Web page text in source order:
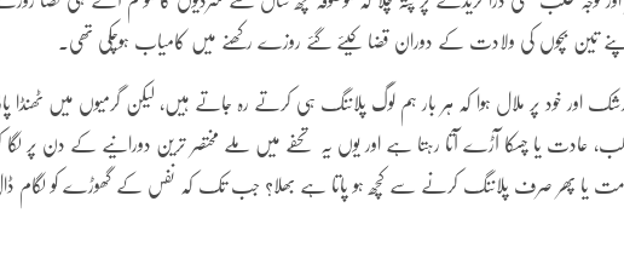
تین بچوں کی ولادت کے دوران قضا کیئے گئے روزے رکھنے میں کامیاب ہوچکی تھی۔
خود پر ملال ہوا کہ ہر بار ہم لوگ پلاننگ ہی کرتے رہ جاتے ہیں، لیکن گرمیوں میں ٹھنڈا
عادت یا چسکا آڑے آتا رہتا ہے اور یوں یہ تحفے میں ملے مختصر ترین دورانیے کے دن پر لگا
یا پھر صرف پلاننگ کرنے سے کچھ ہو پاتا ہے بھلا؟ جب تک کہ نفس کے گھوڑے کو لگام